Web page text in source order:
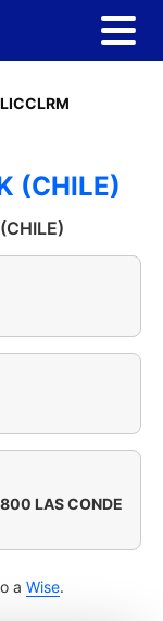
(CHILE)
LAS CONDE
a Wise.